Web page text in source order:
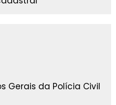
Gerais da Polícia Civil